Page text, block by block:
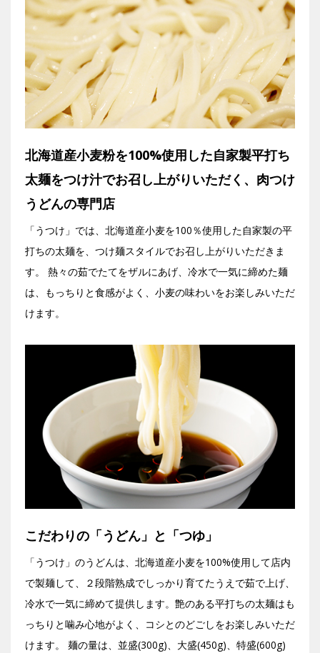
Recruit
Contact
Facebook
JP EN
北海道産小麦粉を100%使用した自家製平打ち
太麺をつけ汁でお召し上がりいただく、肉つけ
うどんの専門店
「うつけ」では、北海道産小麦を100％使用した自家製の平
打ちの太麺を、つけ麺スタイルでお召し上がりいただきま
す。 熱々の茹でたてをザルにあげ、冷水で一気に締めた麺
は、もっちりと食感がよく、小麦の味わいをお楽しみいただ
けます。
こだわりの「うどん」と「つゆ」
「うつけ」のうどんは、北海道産小麦を100%使用して店内
で製麺して、２段階熟成でしっかり育てたうえで茹で上げ、
冷水で一気に締めて提供します。艶のある平打ちの太麺はも
っちりと噛み心地がよく、コシとのどごしをお楽しみいただ
けます。 麺の量は、並盛(300g)、大盛(450g)、特盛(600g)